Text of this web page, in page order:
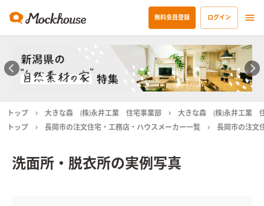
無料会員登録 ログイン
トップ 大きな森 (株)永井工業 住宅事業部
大きな森 (株)永井工業
トップ
長岡市の注文住宅・工務店・ハウスメーカー一覧 長岡市の注文
洗面所・脱衣所の実例写真